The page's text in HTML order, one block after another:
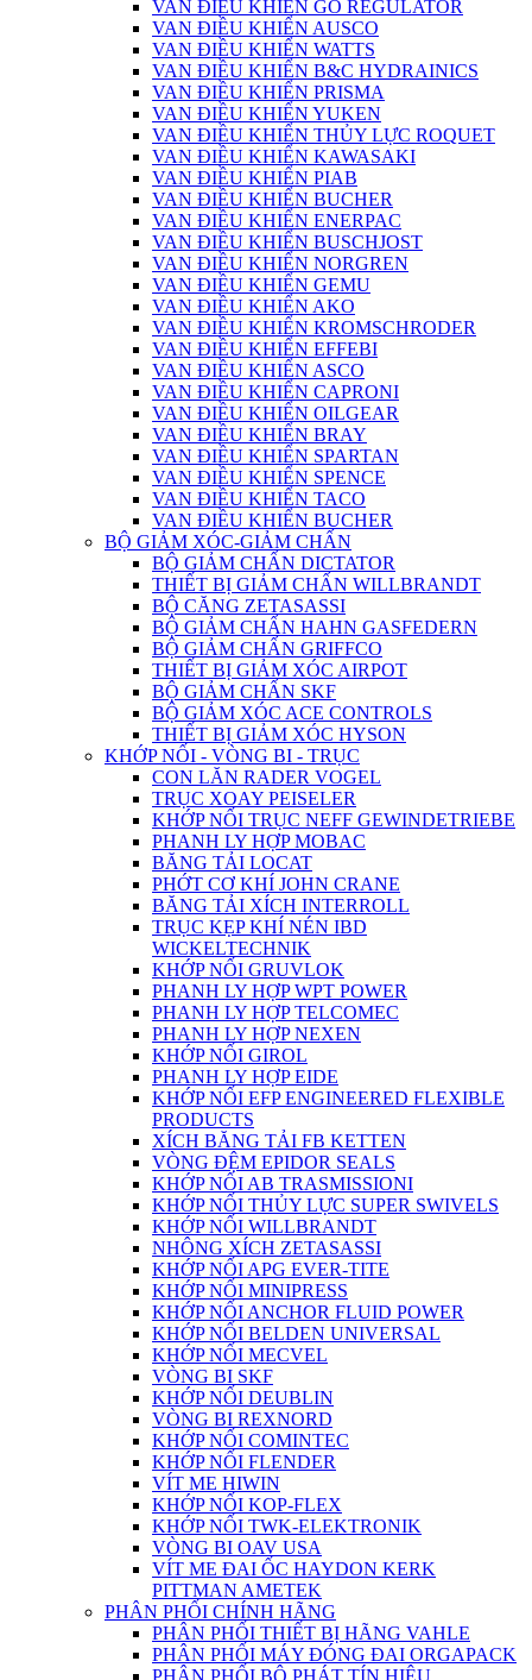
VAN ĐIỀU KHIỂN GO REGULATOR
VAN ĐIỀU KHIỂN AUSCO
VAN ĐIỀU KHIỂN WATTS
VAN ĐIỀU KHIỂN B&C HYDRAINICS
VAN ĐIỀU KHIỂN PRISMA
VAN ĐIỀU KHIỂN YUKEN
VAN ĐIỀU KHIỂN THỦY LỰC ROQUET
VAN ĐIỀU KHIỂN KAWASAKI
VAN ĐIỀU KHIỂN PIAB
VAN ĐIỀU KHIỂN BUCHER
VAN ĐIỀU KHIỂN ENERPAC
VAN ĐIỀU KHIỂN BUSCHJOST
VAN ĐIỀU KHIỂN NORGREN
VAN ĐIỀU KHIỂN GEMU
VAN ĐIỀU KHIỂN AKO
VAN ĐIỀU KHIỂN KROMSCHRODER
VAN ĐIỀU KHIỂN EFFEBI
VAN ĐIỀU KHIỂN ASCO
VAN ĐIỀU KHIỂN CAPRONI
VAN ĐIỀU KHIỂN OILGEAR
VAN ĐIỀU KHIỂN BRAY
VAN ĐIỀU KHIỂN SPARTAN
VAN ĐIỀU KHIỂN SPENCE
VAN ĐIỀU KHIỂN TACO
VAN ĐIỀU KHIỂN BUCHER
BỘ GIẢM XÓC-GIẢM CHẤN
BỘ GIẢM CHẤN DICTATOR
THIẾT BỊ GIẢM CHẤN WILLBRANDT
BỘ CĂNG ZETASASSI
BỘ GIẢM CHẤN HAHN GASFEDERN
BỘ GIẢM CHẤN GRIFFCO
THIẾT BỊ GIẢM XÓC AIRPOT
BỘ GIẢM CHẤN SKF
BỘ GIẢM XÓC ACE CONTROLS
THIẾT BỊ GIẢM XÓC HYSON
KHỚP NỐI - VÒNG BI - TRỤC
CON LĂN RADER VOGEL
TRỤC XOAY PEISELER
KHỚP NỐI TRỤC NEFF GEWINDETRIEBE
PHANH LY HỢP MOBAC
BĂNG TẢI LOCAT
PHỚT CƠ KHÍ JOHN CRANE
BĂNG TẢI XÍCH INTERROLL
TRỤC KẸP KHÍ NÉN IBD
WICKELTECHNIK
KHỚP NỐI GRUVLOK
PHANH LY HỢP WPT POWER
PHANH LY HỢP TELCOMEC
PHANH LY HỢP NEXEN
KHỚP NỐI GIROL
PHANH LY HỢP EIDE
KHỚP NỐI EFP ENGINEERED FLEXIBLE
PRODUCTS
XÍCH BĂNG TẢI FB KETTEN
VÒNG ĐỆM EPIDOR SEALS
KHỚP NỐI AB TRASMISSIONI
KHỚP NỐI THỦY LỰC SUPER SWIVELS
KHỚP NỐI WILLBRANDT
NHÔNG XÍCH ZETASASSI
KHỚP NỐI APG EVER-TITE
KHỚP NỐI MINIPRESS
KHỚP NỐI ANCHOR FLUID POWER
KHỚP NỐI BELDEN UNIVERSAL
KHỚP NỐI MECVEL
VÒNG BI SKF
KHỚP NỐI DEUBLIN
VÒNG BI REXNORD
KHỚP NỐI COMINTEC
KHỚP NỐI FLENDER
VÍT ME HIWIN
KHỚP NỐI KOP-FLEX
KHỚP NỐI TWK-ELEKTRONIK
VÒNG BI OAV USA
VÍT ME ĐAI ỐC HAYDON KERK
PITTMAN AMETEK
PHÂN PHỐI CHÍNH HÃNG
PHÂN PHỐI THIẾT BỊ HÃNG VAHLE
PHÂN PHỐI MÁY ĐÓNG ĐAI ORGAPACK
PHÂN PHỐI BỘ PHÁT TÍN HIỆU